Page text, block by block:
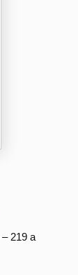
219 a